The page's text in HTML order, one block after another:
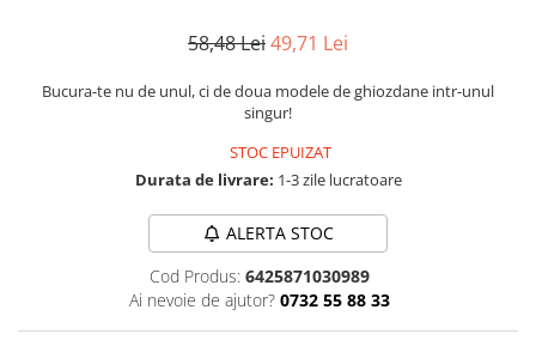
Vindecare Spirituala
Masaj
58,48 Lei49,71 Lei
Bucura-te nu de unul, ci de doua modele de ghiozdane intr-unul
singur!
STOC EPUIZAT
Durata de livrare: 1-3 zile lucratoare
ALERTA STOC
Cod Produs: 6425871030989
Ai nevoie de ajutor? 0732 55 88 33